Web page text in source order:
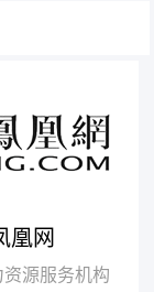
中国互联网
奖”
中国互联网
凰网
资源服务机构